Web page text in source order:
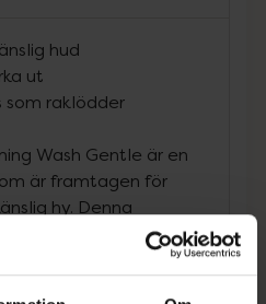
hud
ut
som raklödder
Wash Gentle är en
är framtagen för
hy. Denna
har en lätt
rengör huden